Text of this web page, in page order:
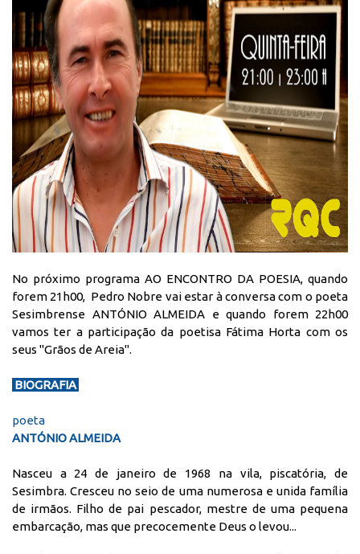
No próximo programa AO ENCONTRO DA POESIA, quando
forem 21h00, Pedro Nobre vai estar à conversa com o poeta
Sesimbrense ANTÓNIO ALMEIDA e quando forem 22h00
vamos ter a participação da poetisa Fátima Horta com os
seus "Grãos de Areia".
BIOGRAFIA
poeta
ANTÓNIO ALMEIDA
Nasceu a 24 de janeiro de 1968 na vila, piscatória, de
Sesimbra. Cresceu no seio de uma numerosa e unida família
de irmãos. Filho de pai pescador, mestre de uma pequena
embarcação, mas que precocemente Deus o levou...